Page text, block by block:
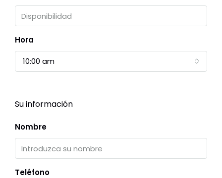
Hora
10:00 am
Su información
Nombre
Teléfono